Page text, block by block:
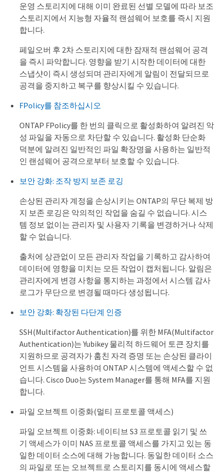
운영 스토리지에 대해 이미 완료된 선별 모델에 따라 보조
스토리지에서 지능형 자율적 랜섬웨어 보호를 즉시 지원
합니다.
페일오버 후 2차 스토리지에 대한 잠재적 랜섬웨어 공격
을 즉시 파악합니다. 영향을 받기 시작한 데이터에 대한
스냅샷이 즉시 생성되며 관리자에게 알림이 전달되므로
공격을 중지하고 복구를 향상시킬 수 있습니다.
FPolicy를 참조하십시오
ONTAP FPolicy를 한 번의 클릭으로 활성화하여 알려진 악
성 파일을 자동으로 차단할 수 있습니다. 활성화 단순화
덕분에 알려진 일반적인 파일 확장명을 사용하는 일반적
인 랜섬웨어 공격으로부터 보호할 수 있습니다.
보안 강화: 조작 방지 보존 로깅
손상된 관리자 계정을 손상시키는 ONTAP의 무단 복제 방
지 보존 로깅은 악의적인 작업을 숨길 수 없습니다. 시스
템 정보 없이는 관리자 및 사용자 기록을 변경하거나 삭제
할 수 없습니다.
출처에 상관없이 모든 관리자 작업을 기록하고 감사하여
데이터에 영향을 미치는 모든 작업이 캡처됩니다. 알림은
관리자에게 변경 사항을 통지하는 과정에서 시스템 감사
로그가 무단으로 변경될 때마다 생성됩니다.
보안 강화: 확장된 다단계 인증
SSH(Multifactor Authentication)를 위한 MFA(Multifactor
Authentication)는 Yubikey 물리적 하드웨어 토큰 장치를
지원하므로 공격자가 훔친 자격 증명 또는 손상된 클라이
언트 시스템을 사용하여 ONTAP 시스템에 액세스할 수 없
습니다. Cisco Duo는 System Manager를 통해 MFA를 지원
합니다.
파일 오브젝트 이중화(멀티 프로토콜 액세스)
파일 오브젝트 이중화: 네이티브 S3 프로토콜 읽기 및 쓰
기 액세스가 이미 NAS 프로토콜 액세스를 가지고 있는 동
일한 데이터 소스에 대해 가능합니다. 동일한 데이터 소스
의 파일로 또는 오브젝트로 스토리지를 동시에 액세스할